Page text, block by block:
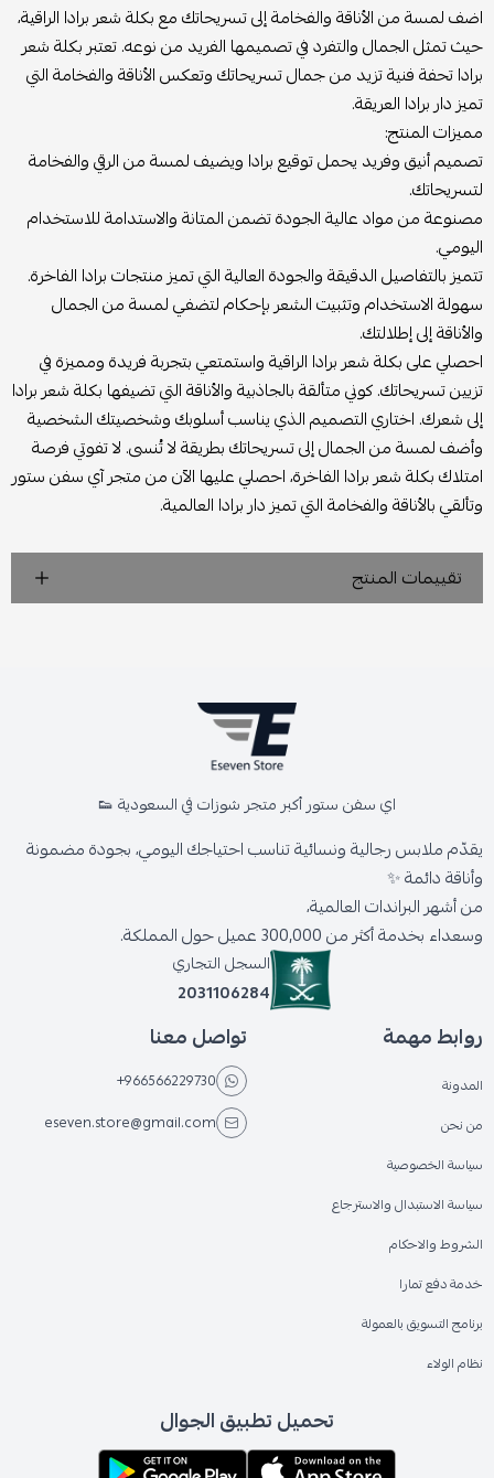
اضف لمسة من الأناقة والفخامة إلى تسريحاتك مع بكلة شعر برادا الراقية،
حيث تمثل الجمال والتفرد في تصميمها الفريد من نوعه. تعتبر بكلة شعر
برادا تحفة فنية تزيد من جمال تسريحاتك وتعكس الأناقة والفخامة التي
تميز دار برادا العريقة.
مميزات المنتج:
تصميم أنيق وفريد يحمل توقيع برادا ويضيف لمسة من الرقي والفخامة
لتسريحاتك.
مصنوعة من مواد عالية الجودة تضمن المتانة والاستدامة للاستخدام
اليومي.
تتميز بالتفاصيل الدقيقة والجودة العالية التي تميز منتجات برادا الفاخرة.
سهولة الاستخدام وتثبيت الشعر بإحكام لتضفي لمسة من الجمال
والأناقة إلى إطلالتك.
احصلي على بكلة شعر برادا الراقية واستمتعي بتجربة فريدة ومميزة في
تزيين تسريحاتك. كوني متألقة بالجاذبية والأناقة التي تضيفها بكلة شعر برادا
إلى شعرك. اختاري التصميم الذي يناسب أسلوبك وشخصيتك الشخصية
وأضف لمسة من الجمال إلى تسريحاتك بطريقة لا تُنسى. لا تفوتي فرصة
امتلاك بكلة شعر برادا الفاخرة، احصلي عليها الآن من متجر آي سفن ستور
وتألقي بالأناقة والفخامة التي تميز دار برادا العالمية.
تقييمات المنتج
اي سفن ستور أكبر متجر شوزات في السعودية 👟
يقدّم ملابس رجالية ونسائية تناسب احتياجك اليومي، بجودة مضمونة
وأناقة دائمة ✨
من أشهر البراندات العالمية،
وسعداء بخدمة أكثر من 300,000 عميل حول المملكة.
السجل التجاري
2031106284
روابط مهمة
المدونة
من نحن
سياسة الخصوصية
سياسة الاستبدال والاسترجاع
الشروط والاحكام
خدمة دفع تمارا
برنامج التسويق بالعمولة
نظام الولاء
تواصل معنا
+966566229730
eseven.store@gmail.com
تحميل تطبيق الجوال